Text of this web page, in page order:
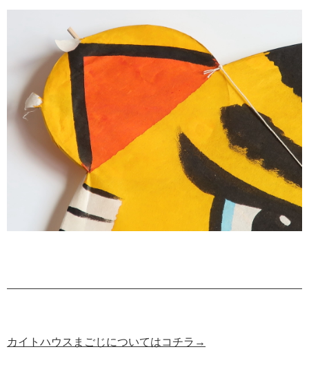
カイトハウスまごじについてはコチラ→